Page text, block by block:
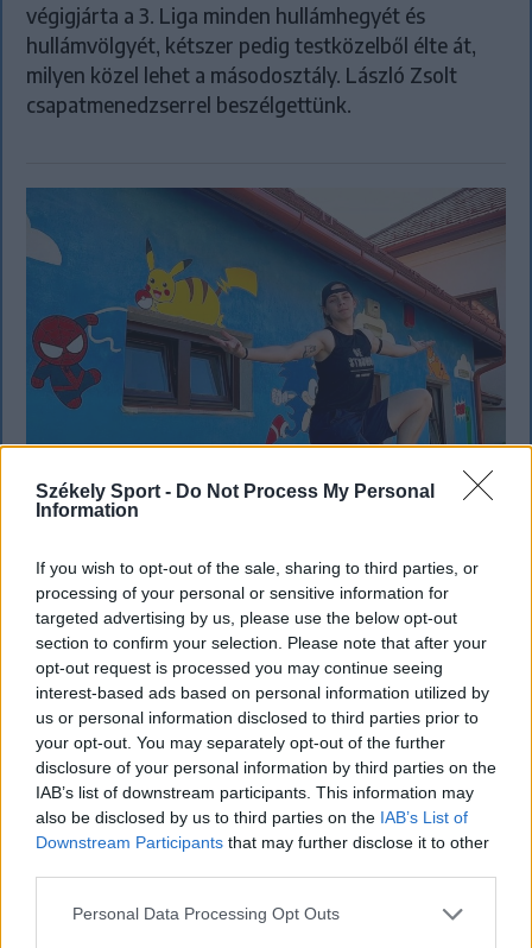
Székely Sport - Do Not Process My Personal
Information
If you wish to opt-out of the sale, sharing to third parties, or
processing of your personal or sensitive information for
targeted advertising by us, please use the below opt-out
section to confirm your selection. Please note that after your
opt-out request is processed you may continue seeing
interest-based ads based on personal information utilized by
us or personal information disclosed to third parties prior to
your opt-out. You may separately opt-out of the further
disclosure of your personal information by third parties on the
IAB’s list of downstream participants. This information may
also be disclosed by us to third parties on the IAB’s List of
Downstream Participants that may further disclose it to other
Personal Data Processing Opt Outs
végigjárta a 3. Liga minden hullámhegyét és
hullámvölgyét, kétszer pedig testközelből élte át,
milyen közel lehet a másodosztály. László Zsolt
csapatmenedzserrel beszélgettünk.
népesítette be egykori iskolája falát a
bajnok kézilabdázó
Nemcsak tehetséges kézilabdázó Kerekes Éva,
hanem igazi művészlélek. A nyári szünetben azzal
bizonyította művészi vénáját, hogy egy szívügyének
számító projektet valósított meg: kifestette egykori
iskolájának falait.